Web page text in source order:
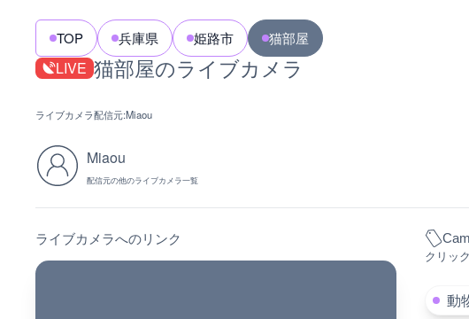
TOP 兵庫県 姫路市 猫部屋
LIVE 猫部屋のライブカメラ
ライブカメラ配信元:Miaou
Miaou
配信元の他のライブカメラ一覧
ライブカメラへのリンク
クリッ
動